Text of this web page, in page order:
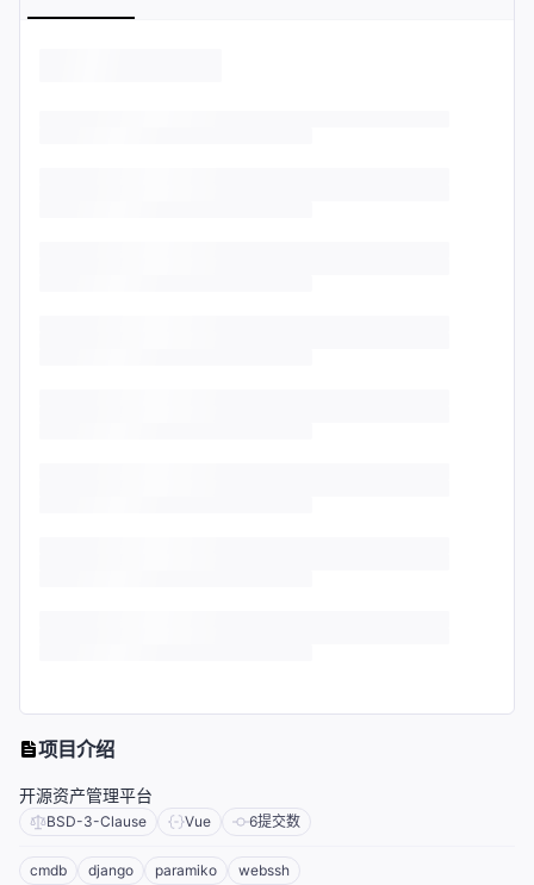
项目介绍
开源资产管理平台
BSD-3-Clause Vue 6提交数
cmdb django paramiko
webssh